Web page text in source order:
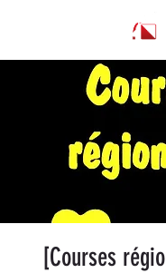
[Courses